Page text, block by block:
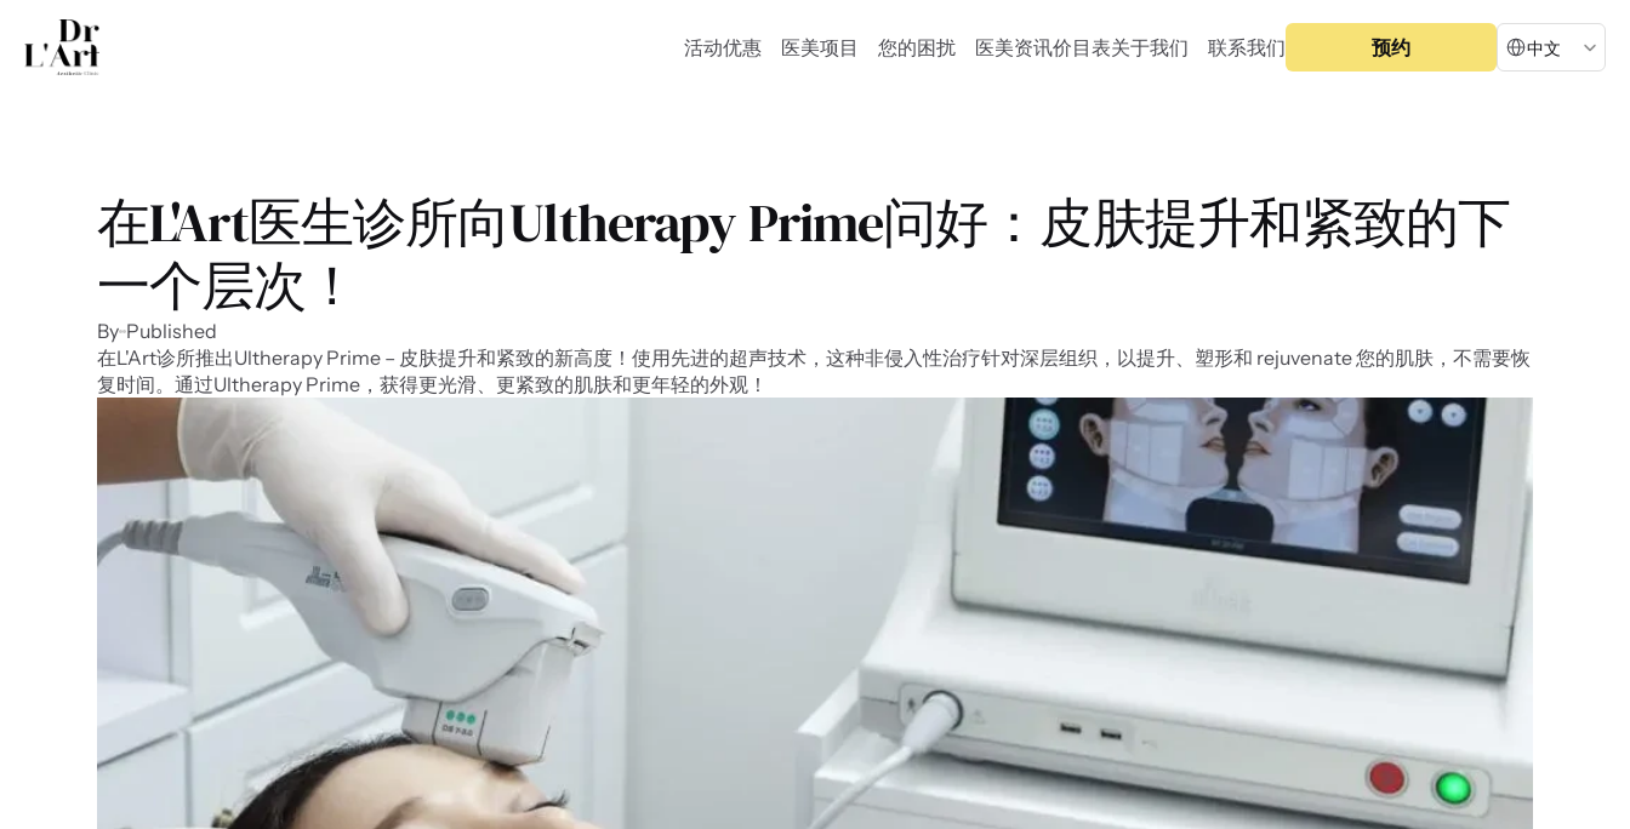
活动优惠 医美项目 您的困扰 医美资讯价目表关于我们 联系我们 预约
Select Language
中文
在L'Art医生诊所向Ultherapy Prime问好：皮肤提升和紧致的下
一个层次！
By Published
在L'Art诊所推出Ultherapy Prime – 皮肤提升和紧致的新高度！使用先进的超声技术，这种非侵入性治疗针对深层组织，以提升、塑形和 rejuvenate 您的肌肤，不需要恢
复时间。通过Ultherapy Prime，获得更光滑、更紧致的肌肤和更年轻的外观！